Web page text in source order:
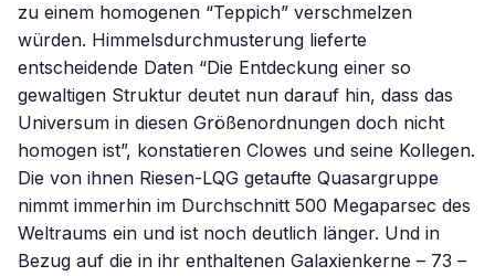
zu einem homogenen “Teppich” verschmelzen
würden. Himmelsdurchmusterung lieferte
entscheidende Daten “Die Entdeckung einer so
gewaltigen Struktur deutet nun darauf hin, dass das
Universum in diesen Größenordnungen doch nicht
homogen ist”, konstatieren Clowes und seine Kollegen.
Die von ihnen Riesen-LQG getaufte Quasargruppe
nimmt immerhin im Durchschnitt 500 Megaparsec des
Weltraums ein und ist noch deutlich länger. Und in
Bezug auf die in ihr enthaltenen Galaxienkerne – 73 –